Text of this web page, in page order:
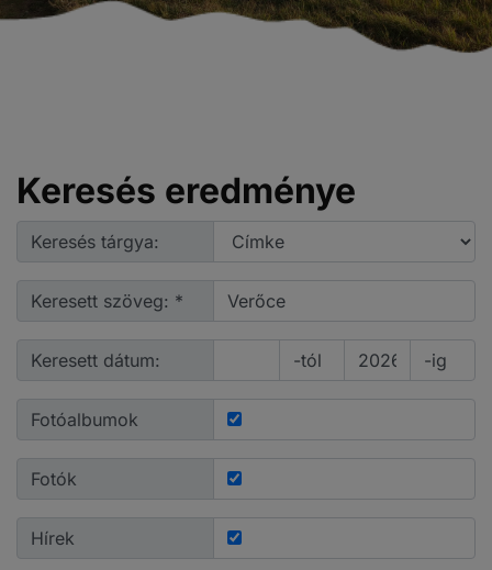
Keresés eredménye
Keresés tárgya:
Keresett szöveg: *
Keresett dátum: -tól -ig
Fotóalbumok
Fotók
Hírek